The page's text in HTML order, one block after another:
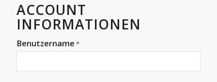
ACCOUNT
INFORMATIONEN
Benutzername *